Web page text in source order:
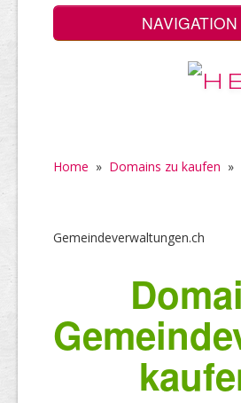
NAVIGATION
Home » Domains zu kaufen »
Gemeindeverwaltungen.ch